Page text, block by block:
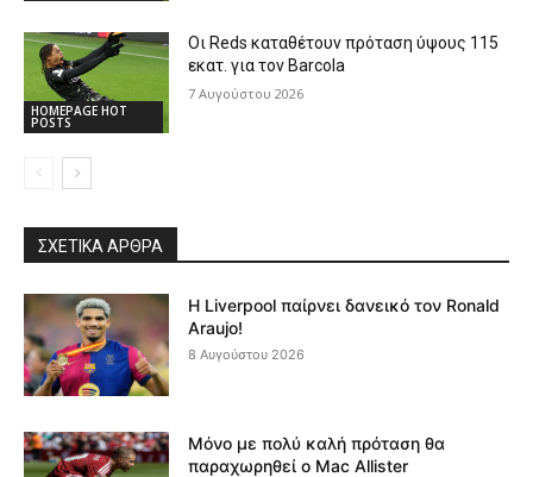
HOMEPAGE HOT
POSTS
Οι Reds καταθέτουν πρόταση ύψους 115
εκατ. για τον Barcola
7 Αυγούστου 2026
ΣΧΕΤΙΚΆ ΆΡΘΡΑ
Η Liverpool παίρνει δανεικό τον Ronald
Araujo!
8 Αυγούστου 2026
Μόνο με πολύ καλή πρόταση θα
παραχωρηθεί ο Mac Allister